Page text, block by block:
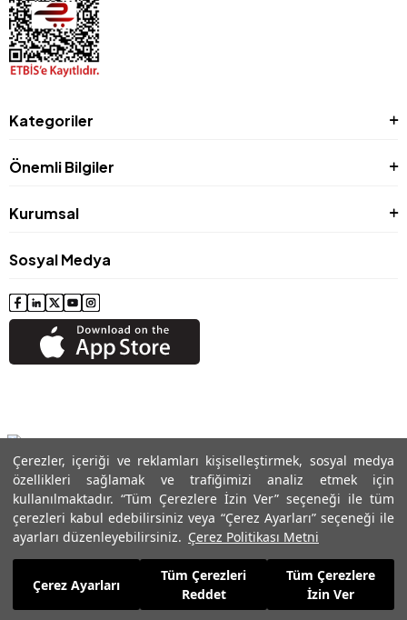
Çerezler, içeriği ve reklamları kişiselleştirmek, sosyal medya
özellikleri sağlamak ve trafiğimizi analiz etmek için
kullanılmaktadır. “Tüm Çerezlere İzin Ver” seçeneği ile tüm
çerezleri kabul edebilirsiniz veya “Çerez Ayarları” seçeneği ile
ayarları düzenleyebilirsiniz. Çerez Politikası Metni
Çerez Ayarları
Tüm Çerezleri
Reddet
Tüm Çerezlere
İzin Ver
Kategoriler
Önemli Bilgiler
Kurumsal
Sosyal Medya
© 2024 Roman® Tüm Hakları Saklıdır, İzinsiz kullanılamaz